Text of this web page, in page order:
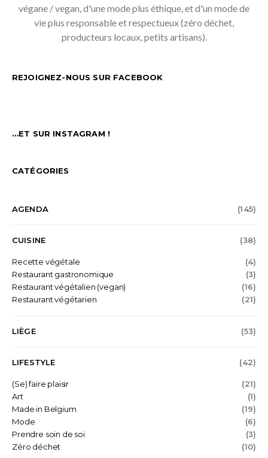
végane / vegan, d'une mode plus éthique, et d'un mode de
vie plus responsable et respectueux (zéro déchet,
producteurs locaux, petits artisans).
REJOIGNEZ-NOUS SUR FACEBOOK
…ET SUR INSTAGRAM !
CATÉGORIES
AGENDA (145)
CUISINE (38)
Recette végétale
(4)
Restaurant gastronomique
(3)
Restaurant végétalien (vegan)
(16)
Restaurant végétarien
(21)
LIÈGE (53)
LIFESTYLE (42)
(Se) faire plaisir
(21)
Art
(1)
Made in Belgium
(19)
Mode
(6)
Prendre soin de soi
(3)
Zéro déchet
(10)